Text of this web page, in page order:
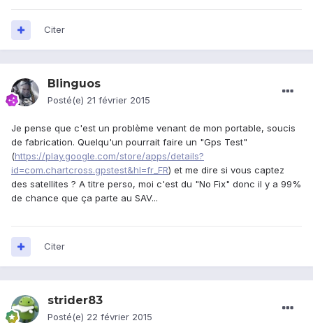
Citer
Blinguos
Posté(e) 21 février 2015
Je pense que c'est un problème venant de mon portable, soucis
de fabrication. Quelqu'un pourrait faire un "Gps Test"
(https://play.google.com/store/apps/details?
id=com.chartcross.gpstest&hl=fr_FR) et me dire si vous captez
des satellites ? A titre perso, moi c'est du "No Fix" donc il y a 99%
de chance que ça parte au SAV...
Citer
strider83
Posté(e) 22 février 2015